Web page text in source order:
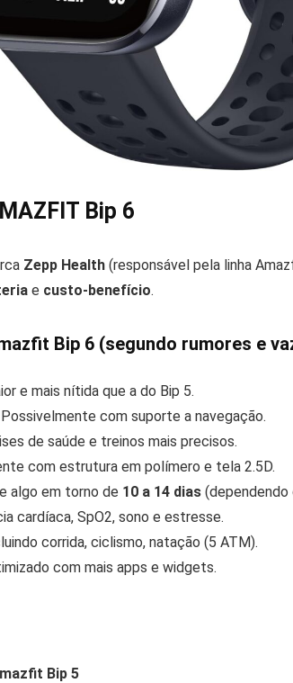
Bip 6
Zepp Health (responsável pela linha
e custo-benefício.
Bip 6 (segundo rumores e
e mais nítida que a do Bip 5.
com suporte a navegação.
de saúde e treinos mais precisos.
com estrutura em polímero e tela 2.5D.
algo em torno de 10 a 14 dias (dependendo
cardíaca, SpO2, sono e estresse.
corrida, ciclismo, natação (5 ATM).
com mais apps e widgets.
Bip 5